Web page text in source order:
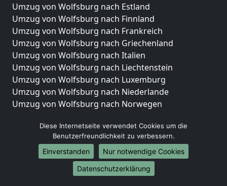
Umzug von Wolfsburg nach Estland
Umzug von Wolfsburg nach Finnland
Umzug von Wolfsburg nach Frankreich
Umzug von Wolfsburg nach Griechenland
Umzug von Wolfsburg nach Italien
Umzug von Wolfsburg nach Liechtenstein
Umzug von Wolfsburg nach Luxemburg
Umzug von Wolfsburg nach Niederlande
Umzug von Wolfsburg nach Norwegen
Umzüge-Deutschlandweit
Umzug von Wolfsburg nach Berlin
Umzug von Wolfsburg nach Hamburg
Umzug von Wolfsburg nach München
Umzug von Wolfsburg nach Köln
Diese Internetseite verwendet Cookies um die
Benutzerfreundlichkeit zu verbessern.
Einverstanden
Nur notwendige Cookies
Datenschutzerklärung